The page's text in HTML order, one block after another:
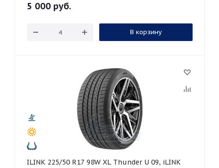
5 000 руб.
В корзину
ILINK 225/50 R17 98W XL Thunder U 09, iLINK